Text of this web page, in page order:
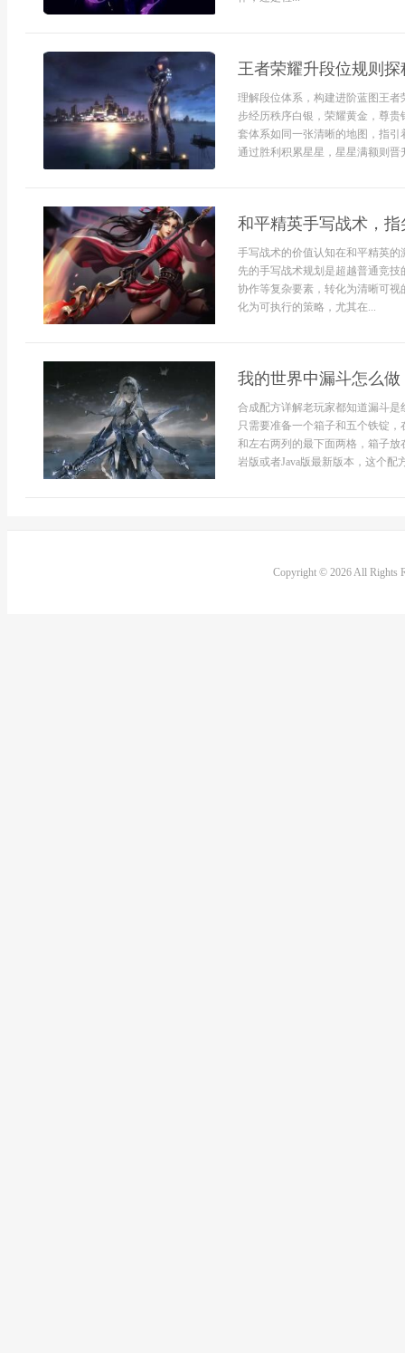
王者荣耀升段位规则
理解段位体系，构建进阶蓝图王
步经历秩序白银，荣耀黄金，尊
套体系如同一张清晰的地图，指
通过胜利积累星星，星星满额则晋
和平精英手写战术，
手写战术的价值认知在和平精英
先的手写战术规划是超越普通竞
协作等复杂要素，转化为清晰可
化为可执行的策略，尤其在...
我的世界中漏斗怎么
合成配方详解老玩家都知道漏斗
只需要准备一个箱子和五个铁锭
和左右两列的最下面两格，箱子
岩版或者Java版最新版本，这个
Copyright © 2026 All Rights